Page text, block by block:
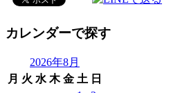
カレンダーで探す
2026年8月
月 火 水 木 金 土 日